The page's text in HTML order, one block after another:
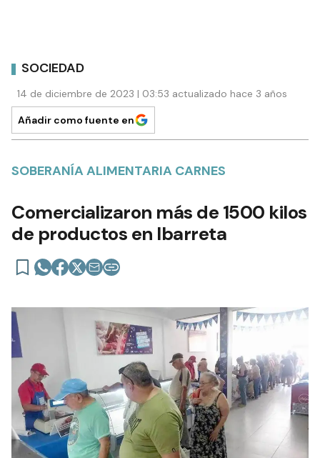
SOCIEDAD
14 de diciembre de 2023 | 03:53 actualizado hace 3 años
Añadir como fuente en
SOBERANÍA ALIMENTARIA CARNES
Comercializaron más de 1500 kilos
de productos en Ibarreta